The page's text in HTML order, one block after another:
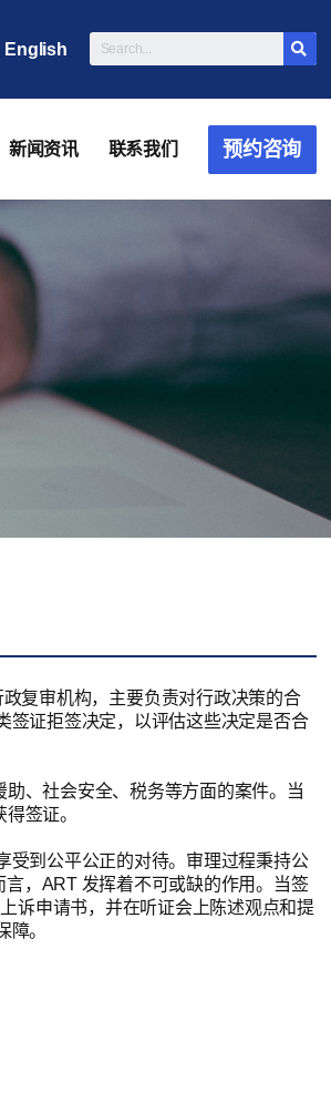
English
新闻资讯 联系我们 预约咨询
复审机构，主要负责对行政决策的合
签证拒签决定，以评估这些决定是否合
、社会安全、税务等方面的案件。当
签证。
受到公平公正的对待。审理过程秉持公
，ART 发挥着不可或缺的作用。当签
诉申请书，并在听证会上陈述观点和提
。